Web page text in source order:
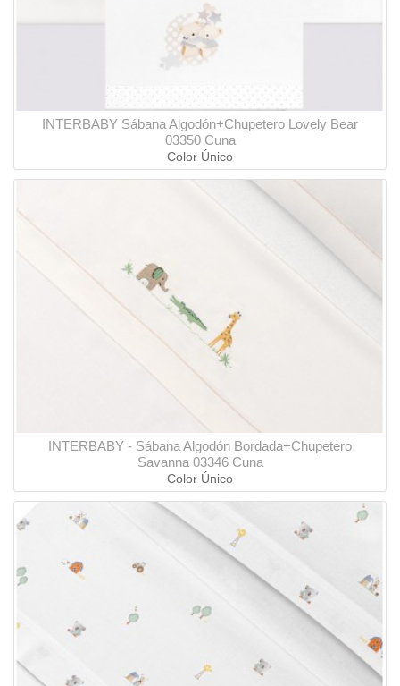
INTERBABY Sábana Algodón+Chupetero Lovely Bear
03350 Cuna
Color Único
INTERBABY - Sábana Algodón Bordada+Chupetero
Savanna 03346 Cuna
Color Único